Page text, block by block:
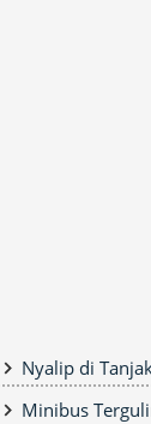
Nyalip di
Minibus